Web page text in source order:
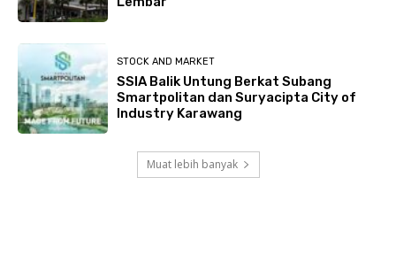
STOCK AND MARKET
SSIA Balik Untung Berkat Subang
Smartpolitan dan Suryacipta City of
Industry Karawang
Muat lebih banyak